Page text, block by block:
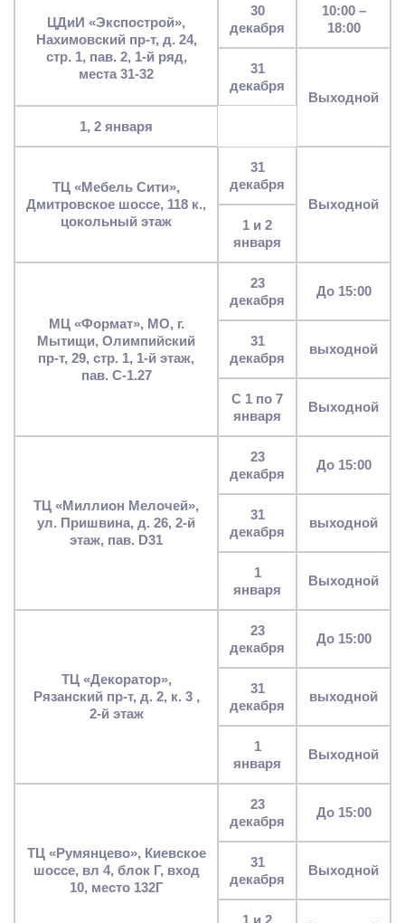
ЦДиИ «Экспострой»,
Нахимовский пр-т, д. 24,
стр. 1, пав. 2, 1-й ряд,
места 31-32
30
декабря
10:00 –
18:00
31
декабря
выходной
1, 2 января
ТЦ «Мебель Сити»,
Дмитровское шоссе, 118 к.,
цокольный этаж
31
декабря
выходной
1 и 2
января
МЦ «Формат», МО, г.
Мытищи, Олимпийский
пр-т, 29, стр. 1, 1-й этаж,
пав. С-1.27
23
декабря
до 15:00
31
декабря
выходной
с 1 по 7
января
выходной
ТЦ «Миллион Мелочей»,
ул. Пришвина, д. 26, 2-й
этаж, пав. D31
23
декабря
до 15:00
31
декабря
выходной
1
января
выходной
ТЦ «Декоратор»,
Рязанский пр-т, д. 2, к. 3 ,
2-й этаж
23
декабря
до 15:00
31
декабря
выходной
1
января
выходной
ТЦ «Румянцево», Киевское
шоссе, вл 4, блок Г, вход
10, место 132Г
23
декабря
до 15:00
31
декабря
выходной